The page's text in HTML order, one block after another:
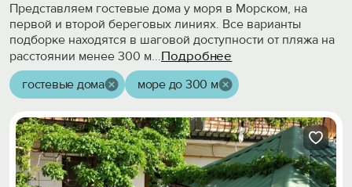
Представляем гостевые дома у моря в Морском, на
первой и второй береговых линиях. Все варианты
подборке находятся в шаговой доступности от пляжа на
расстоянии менее 300 м...Подробнее
гостевые дома море до 300 м